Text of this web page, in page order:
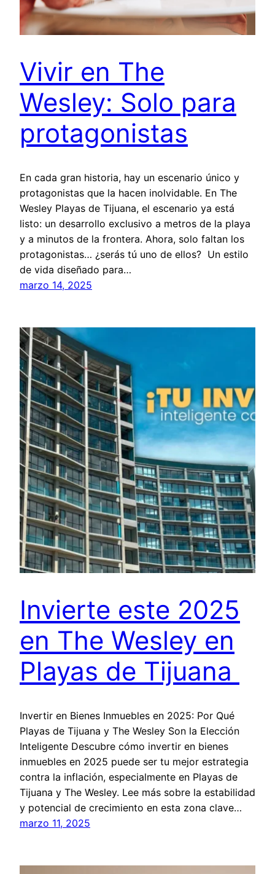
Vivir en The
Wesley: Solo para
protagonistas
En cada gran historia, hay un escenario único y
protagonistas que la hacen inolvidable. En The
Wesley Playas de Tijuana, el escenario ya está
listo: un desarrollo exclusivo a metros de la playa
y a minutos de la frontera. Ahora, solo faltan los
protagonistas… ¿serás tú uno de ellos? Un estilo
de vida diseñado para…
marzo 14, 2025
Invierte este 2025
en The Wesley en
Playas de Tijuana
Invertir en Bienes Inmuebles en 2025: Por Qué
Playas de Tijuana y The Wesley Son la Elección
Inteligente Descubre cómo invertir en bienes
inmuebles en 2025 puede ser tu mejor estrategia
contra la inflación, especialmente en Playas de
Tijuana y The Wesley. Lee más sobre la estabilidad
y potencial de crecimiento en esta zona clave…
marzo 11, 2025